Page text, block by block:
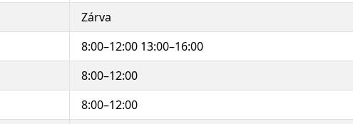
Zárva
8:00–12:00 13:00–16:00
8:00–12:00
8:00–12:00